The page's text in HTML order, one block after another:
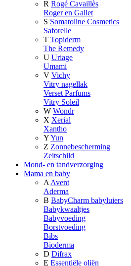
R Rogé Cavaillès
Roger en Gallet
S Somatoline Cosmetics
Saforelle
T Topiderm
The Remedy
U Uriage
Umami
V Vichy
Vitry nagellak
Verset Parfums
Vitry Soleil
W Wondr
X Xerial
Xantho
YYun
Z Zonnebescherming
Zeitschild
Mond- en tandverzorging
Mama en baby
A Avent
Aderma
B BabyCharm babyluiers
Babykwaaltjes
Babyvoeding
Borstvoeding
Bibs
Bioderma
D Difrax
E Essentiële oliën